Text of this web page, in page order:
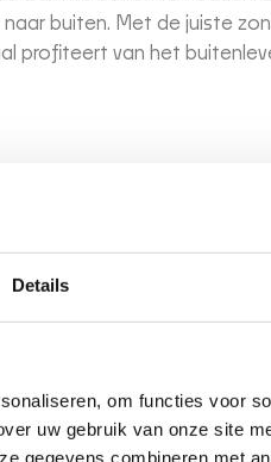
Details
om functies voor
uw gebruik van onze site
gegevens combineren met
buiten. Met de juiste
profiteert van het
het is een investering in je
hitte buiten houden,
maar inspirerend
Ecokozijnen voor advies